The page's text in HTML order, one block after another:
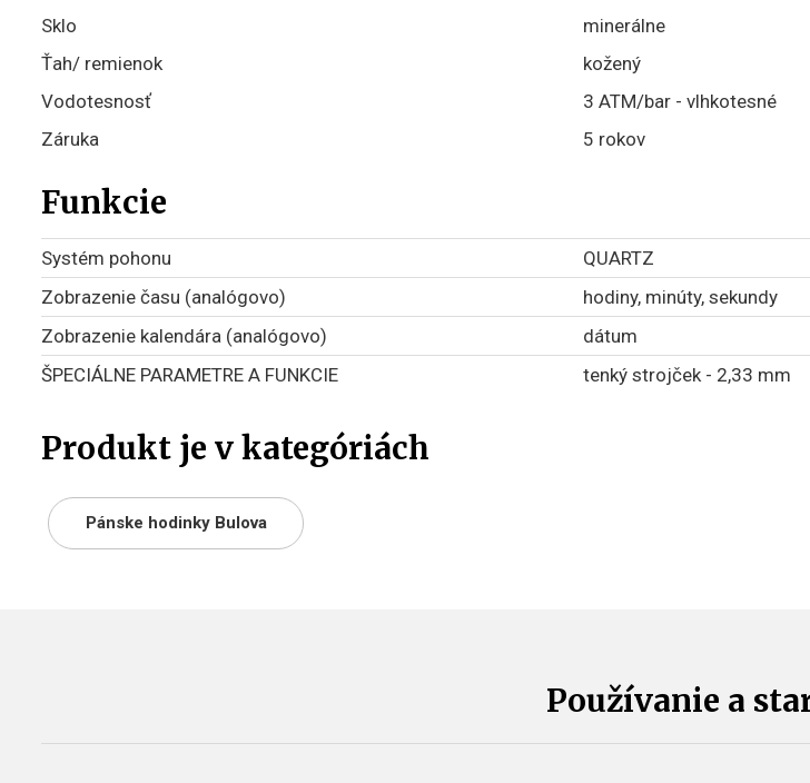
Sklo
minerálne
Ťah/ remienok
kožený
Vodotesnosť
3 ATM/bar - vlhkotesné
Záruka
5 rokov
Funkcie
Systém pohonu
QUARTZ
Zobrazenie času (analógovo)
hodiny, minúty, sekundy
Zobrazenie kalendára (analógovo)
dátum
ŠPECIÁLNE PARAMETRE A FUNKCIE
tenký strojček - 2,33 mm
Produkt je v kategóriách
Pánske hodinky Bulova
Používanie a